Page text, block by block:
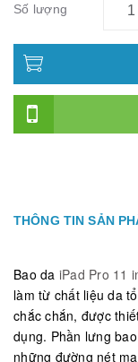
Số lượng
THÔNG TIN SẢN
Bao da iPad Pro 11
làm từ chất liệu da
chắc chắn, được
dụng. Phần lưng
những đường nét